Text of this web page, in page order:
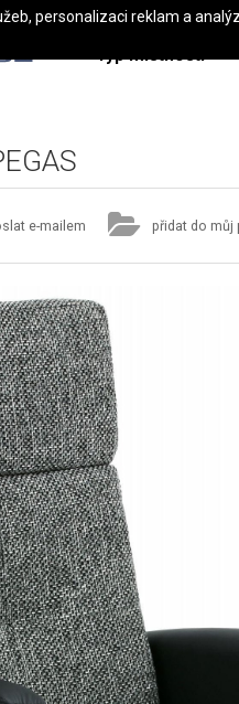
Typ místnosti
e-mailem přidat do můj
personalizaci reklam a